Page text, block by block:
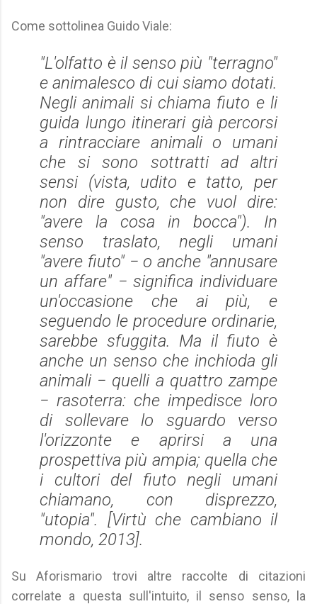
Come sottolinea Guido Viale:
"L'olfatto è il senso più "terragno"
e animalesco di cui siamo dotati.
Negli animali si chiama fiuto e li
guida lungo itinerari già percorsi
a rintracciare animali o umani
che si sono sottratti ad altri
sensi (vista, udito e tatto, per
non dire gusto, che vuol dire:
"avere la cosa in bocca"). In
senso traslato, negli umani
"avere fiuto" − o anche "annusare
un affare" − significa individuare
un'occasione che ai più, e
seguendo le procedure ordinarie,
sarebbe sfuggita. Ma il fiuto è
anche un senso che inchioda gli
animali − quelli a quattro zampe
− rasoterra: che impedisce loro
di sollevare lo sguardo verso
l'orizzonte e aprirsi a una
prospettiva più ampia; quella che
i cultori del fiuto negli umani
chiamano, con disprezzo,
"utopia". [Virtù che cambiano il
mondo, 2013].
Su Aforismario trovi altre raccolte di citazioni
correlate a questa sull'intuito, il senso senso, la